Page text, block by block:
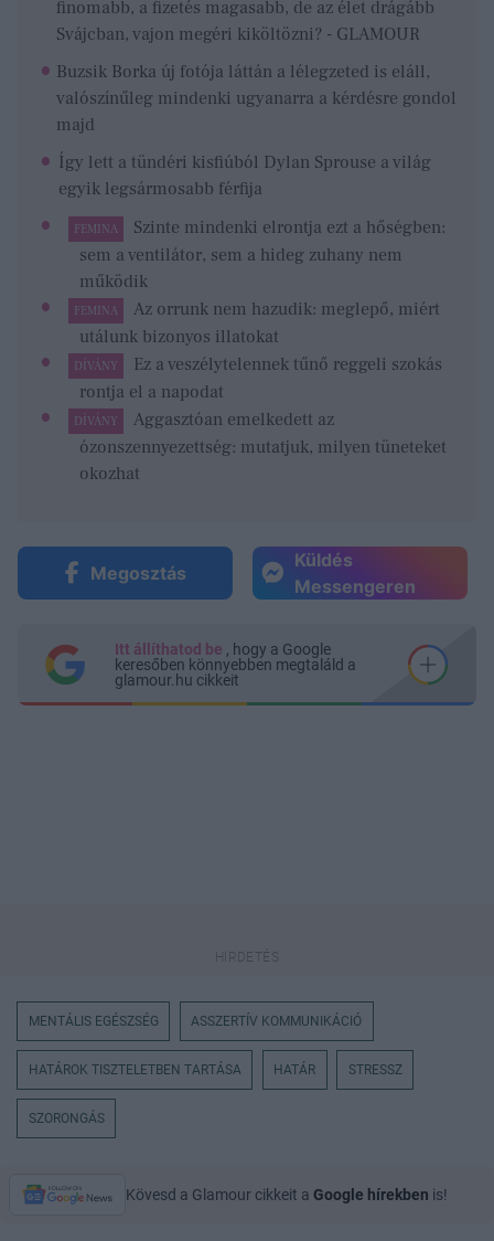
finomabb, a fizetés magasabb, de az élet drágább
Svájcban, vajon megéri kiköltözni? - GLAMOUR
Buzsik Borka új fotója láttán a lélegzeted is eláll,
valószínűleg mindenki ugyanarra a kérdésre gondol
majd
Így lett a tündéri kisfiúból Dylan Sprouse a világ
egyik legsármosabb férfija
FEMINA
Szinte mindenki elrontja ezt a hőségben:
sem a ventilátor, sem a hideg zuhany nem
működik
FEMINA
Az orrunk nem hazudik: meglepő, miért
utálunk bizonyos illatokat
DÍVÁNY
Ez a veszélytelennek tűnő reggeli szokás
rontja el a napodat
DÍVÁNY
Aggasztóan emelkedett az
ózonszennyezettség: mutatjuk, milyen tüneteket
okozhat
Megosztás
Küldés
Messengeren
Itt állíthatod be , hogy a Google
keresőben könnyebben megtaláld a
glamour.hu cikkeit
MENTÁLIS EGÉSZSÉG ASSZERTÍV KOMMUNIKÁCIÓ
HATÁROK TISZTELETBEN TARTÁSA HATÁR STRESSZ
SZORONGÁS
Kövesd a Glamour cikkeit a Google hírekben is!